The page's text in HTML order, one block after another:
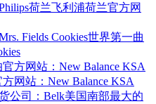
飞利浦荷兰官方网
世界第一曲
网站：New Balance KSA
美国南部最大的